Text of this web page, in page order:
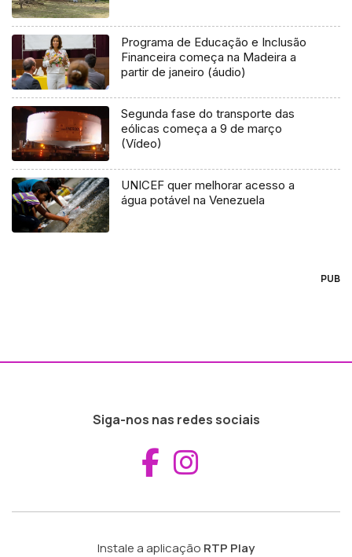
Programa de Educação e Inclusão
Financeira começa na Madeira a
partir de janeiro (áudio)
Segunda fase do transporte das
eólicas começa a 9 de março
(Vídeo)
UNICEF quer melhorar acesso a
água potável na Venezuela
PUB
Siga-nos nas redes sociais
Aceder ao
Instale a aplicação RTP Play